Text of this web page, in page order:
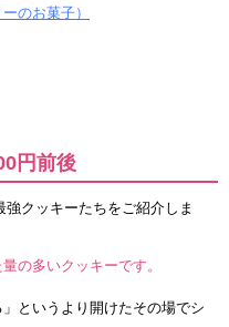
のお菓子）
円前後
クッキーたちをご紹介しま
の多いクッキーです。
というより開けたその場でシ